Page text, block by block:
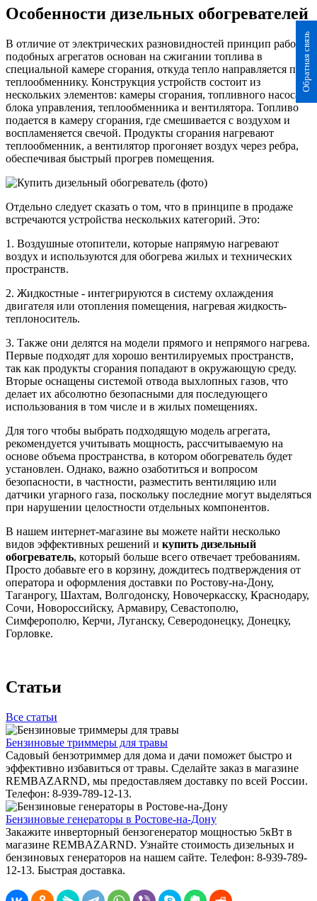
Обратная связь
Особенности дизельных обогревателей
В отличие от электрических разновидностей принцип работы
подобных агрегатов основан на сжигании топлива в
специальной камере сгорания, откуда тепло направляется по
теплообменнику. Конструкция устройств состоит из
нескольких элементов: камеры сгорания, топливного насоса,
блока управления, теплообменника и вентилятора. Топливо
подается в камеру сгорания, где смешивается с воздухом и
воспламеняется свечой. Продукты сгорания нагревают
теплообменник, а вентилятор прогоняет воздух через ребра,
обеспечивая быстрый прогрев помещения.
Отдельно следует сказать о том, что в принципе в продаже
встречаются устройства нескольких категорий. Это:
1. Воздушные отопители, которые напрямую нагревают
воздух и используются для обогрева жилых и технических
пространств.
2. Жидкостные - интегрируются в систему охлаждения
двигателя или отопления помещения, нагревая жидкость-
теплоноситель.
3. Также они делятся на модели прямого и непрямого нагрева.
Первые подходят для хорошо вентилируемых пространств,
так как продукты сгорания попадают в окружающую среду.
Вторые оснащены системой отвода выхлопных газов, что
делает их абсолютно безопасными для последующего
использования в том числе и в жилых помещениях.
Для того чтобы выбрать подходящую модель агрегата,
рекомендуется учитывать мощность, рассчитываемую на
основе объема пространства, в котором обогреватель будет
установлен. Однако, важно озаботиться и вопросом
безопасности, в частности, разместить вентиляцию или
датчики угарного газа, поскольку последние могут выделяться
при нарушении целостности отдельных компонентов.
В нашем интернет-магазине вы можете найти несколько
видов эффективных решений и купить дизельный
обогреватель, который больше всего отвечает требованиям.
Просто добавьте его в корзину, дождитесь подтверждения от
оператора и оформления доставки по Ростову-на-Дону,
Таганрогу, Шахтам, Волгодонску, Новочеркасску, Краснодару,
Сочи, Новороссийску, Армавиру, Севастополю,
Симферополю, Керчи, Луганску, Северодонецку, Донецку,
Горловке.
Статьи
Все статьи
Бензиновые триммеры для травы
Садовый бензотриммер для дома и дачи поможет быстро и
эффективно избавиться от травы. Сделайте заказ в магазине
REMBAZARND, мы предоставляем доставку по всей России.
Телефон: 8-939-789-12-13.
Бензиновые генераторы в Ростове-на-Дону
Закажите инверторный бензогенератор мощностью 5кВт в
магазине REMBAZARND. Узнайте стоимость дизельных и
бензиновых генераторов на нашем сайте. Телефон: 8-939-789-
12-13. Быстрая доставка.